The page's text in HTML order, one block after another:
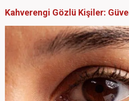
Kahverengi Gözlü Kişiler: